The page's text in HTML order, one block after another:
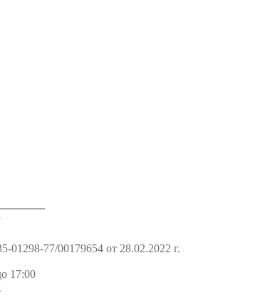
01298-77/00179654 от 28.02.2022 г.
17:00